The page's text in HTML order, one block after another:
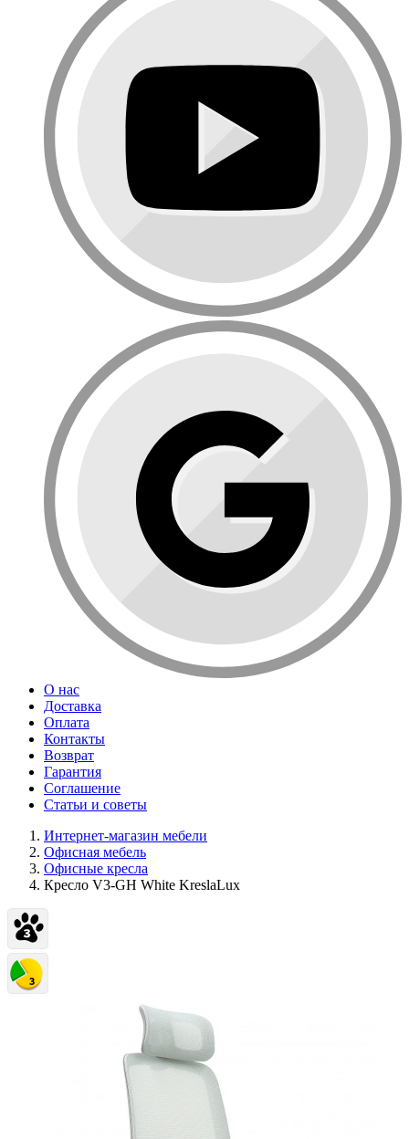
О нас
Доставка
Оплата
Контакты
Возврат
Гарантия
Соглашение
Статьи и советы
Интернет-магазин мебели
Офисная мебель
Офисные кресла
Кресло V3-GH White KreslaLux